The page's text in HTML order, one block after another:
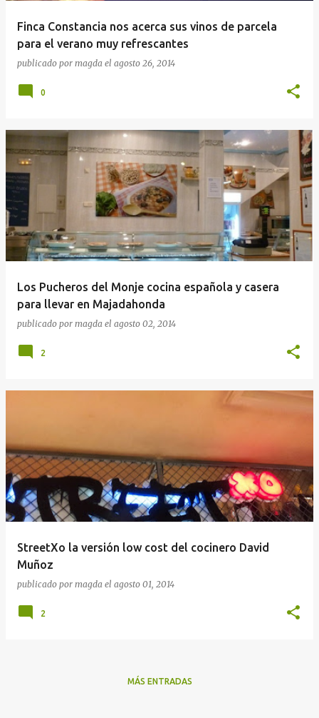
Finca Constancia nos acerca sus vinos de parcela
para el verano muy refrescantes
publicado por magda el agosto 26, 2014
0
Los Pucheros del Monje cocina española y casera
para llevar en Majadahonda
publicado por magda el agosto 02, 2014
2
StreetXo la versión low cost del cocinero David
Muñoz
publicado por magda el agosto 01, 2014
2
MÁS ENTRADAS